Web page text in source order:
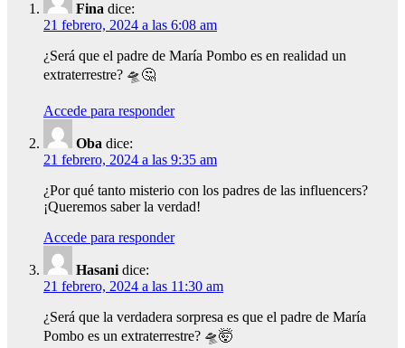
Fina dice:
21 febrero, 2024 a las 6:08 am
¿Será que el padre de María Pombo es en realidad un
extraterrestre? 🛸🤔
Accede para responder
Oba dice:
21 febrero, 2024 a las 9:35 am
¿Por qué tanto misterio con los padres de las influencers?
¡Queremos saber la verdad!
Accede para responder
Hasani dice:
21 febrero, 2024 a las 11:30 am
¿Será que la verdadera sorpresa es que el padre de María
Pombo es un extraterrestre? 🛸🤯